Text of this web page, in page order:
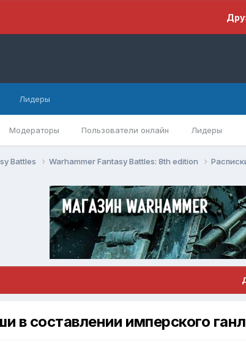
Модераторы Пользователи онлайн Лидеры
Лидеры
Battles Warhammer Fantasy Battles: 8th edition
в составлении имперского